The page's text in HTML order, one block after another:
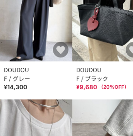
DOUDOU
F / グレー
¥14,300
DOUDOU
F / ブラック
¥9,680 （20%OFF）